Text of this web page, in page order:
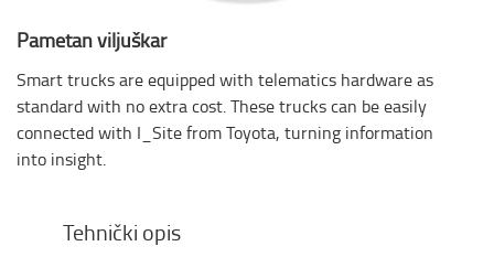
Pametan viljuškar
Smart trucks are equipped with telematics hardware as
standard with no extra cost. These trucks can be easily
connected with I_Site from Toyota, turning information
into insight.
Tehnički opis